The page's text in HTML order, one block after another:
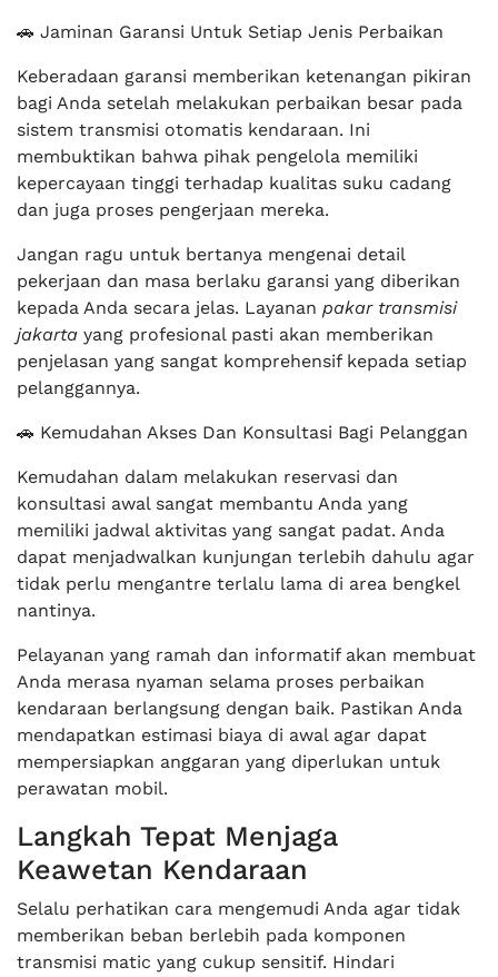
🚗 Jaminan Garansi Untuk Setiap Jenis Perbaikan
Keberadaan garansi memberikan ketenangan pikiran
bagi Anda setelah melakukan perbaikan besar pada
sistem transmisi otomatis kendaraan. Ini
membuktikan bahwa pihak pengelola memiliki
kepercayaan tinggi terhadap kualitas suku cadang
dan juga proses pengerjaan mereka.
Jangan ragu untuk bertanya mengenai detail
pekerjaan dan masa berlaku garansi yang diberikan
kepada Anda secara jelas. Layanan pakar transmisi
jakarta yang profesional pasti akan memberikan
penjelasan yang sangat komprehensif kepada setiap
pelanggannya.
🚗 Kemudahan Akses Dan Konsultasi Bagi Pelanggan
Kemudahan dalam melakukan reservasi dan
konsultasi awal sangat membantu Anda yang
memiliki jadwal aktivitas yang sangat padat. Anda
dapat menjadwalkan kunjungan terlebih dahulu agar
tidak perlu mengantre terlalu lama di area bengkel
nantinya.
Pelayanan yang ramah dan informatif akan membuat
Anda merasa nyaman selama proses perbaikan
kendaraan berlangsung dengan baik. Pastikan Anda
mendapatkan estimasi biaya di awal agar dapat
mempersiapkan anggaran yang diperlukan untuk
perawatan mobil.
Langkah Tepat Menjaga
Keawetan Kendaraan
Selalu perhatikan cara mengemudi Anda agar tidak
memberikan beban berlebih pada komponen
transmisi matic yang cukup sensitif. Hindari